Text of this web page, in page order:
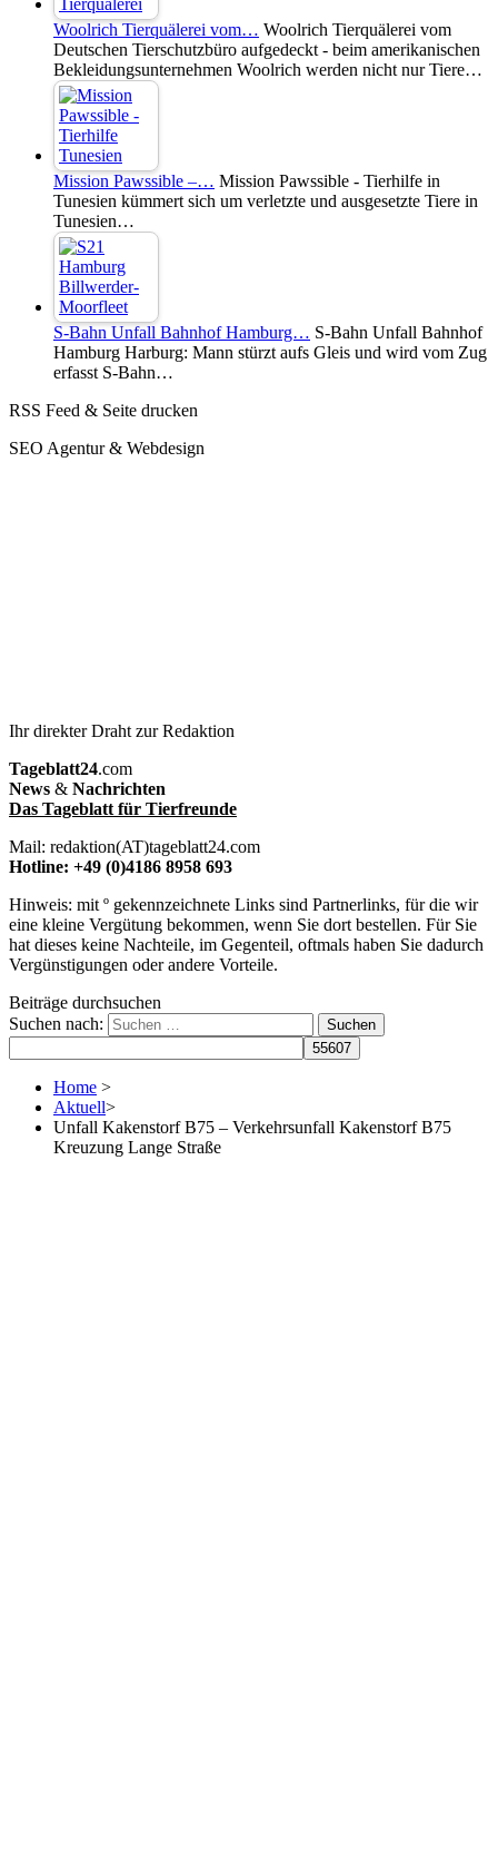
Woolrich Tierquälerei vom… Woolrich Tierquälerei vom
Deutschen Tierschutzbüro aufgedeckt - beim amerikanischen
Bekleidungsunternehmen Woolrich werden nicht nur Tiere…
Mission Pawssible –… Mission Pawssible - Tierhilfe in
Tunesien kümmert sich um verletzte und ausgesetzte Tiere in
Tunesien…
S-Bahn Unfall Bahnhof Hamburg… S-Bahn Unfall Bahnhof
Hamburg Harburg: Mann stürzt aufs Gleis und wird vom Zug
erfasst S-Bahn…
RSS Feed & Seite drucken
SEO Agentur & Webdesign
Ihr direkter Draht zur Redaktion
Tageblatt24.com
News & Nachrichten
Das Tageblatt für Tierfreunde
Mail: redaktion(AT)tageblatt24.com
Hotline: +49 (0)4186 8958 693
Hinweis: mit º gekennzeichnete Links sind Partnerlinks, für die wir
eine kleine Vergütung bekommen, wenn Sie dort bestellen. Für Sie
hat dieses keine Nachteile, im Gegenteil, oftmals haben Sie dadurch
Vergünstigungen oder andere Vorteile.
Beiträge durchsuchen
Suchen nach:
Home >
Aktuell>
Unfall Kakenstorf B75 – Verkehrsunfall Kakenstorf B75
Kreuzung Lange Straße